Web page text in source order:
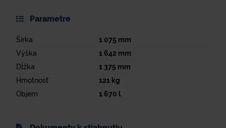
Parametre
Šírka 1 075 mm
Výška
1 642 mm
Dĺžka
1 375 mm
Hmotnosť
121kg
Objem
1 670 l